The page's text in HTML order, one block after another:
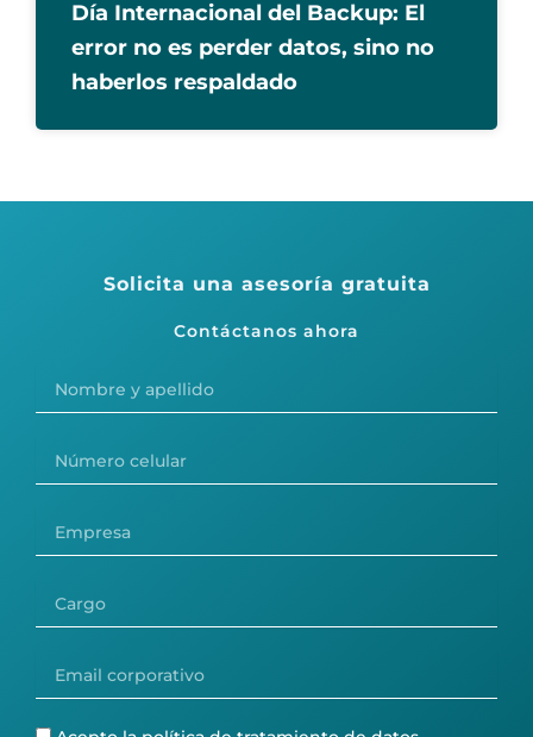
Día Internacional del Backup: El
error no es perder datos, sino no
haberlos respaldado
Solicita una asesoría gratuita
Contáctanos ahora
celular
corporativo